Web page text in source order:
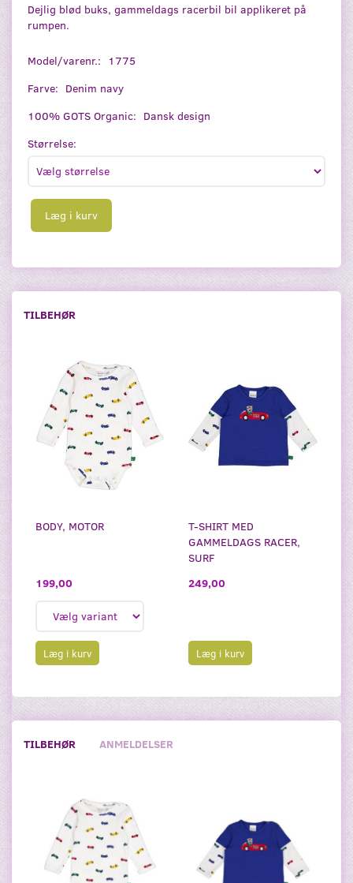
Dejlig blød buks, gammeldags racerbil bil applikeret på
rumpen.
Model/varenr.:
1775
Farve: Denim navy
100% GOTS Organic: Dansk design
Størrelse:
Læg i kurv
TILBEHØR
BODY, MOTOR
199,00
Læg i kurv
T-SHIRT MED
GAMMELDAGS RACER,
SURF
249,00
Læg i kurv
TILBEHØR ANMELDELSER